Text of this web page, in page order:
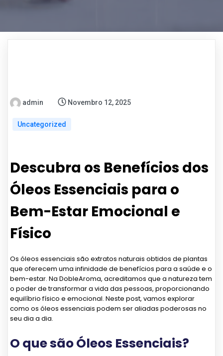
admin Novembro 12, 2025
Uncategorized
Descubra os Benefícios dos
Óleos Essenciais para o
Bem-Estar Emocional e
Físico
Os óleos essenciais são extratos naturais obtidos de plantas
que oferecem uma infinidade de benefícios para a saúde e o
bem-estar. Na DobleAroma, acreditamos que a natureza tem
o poder de transformar a vida das pessoas, proporcionando
equilíbrio físico e emocional. Neste post, vamos explorar
como os óleos essenciais podem ser aliadas poderosas no
seu dia a dia.
O que são Óleos Essenciais?